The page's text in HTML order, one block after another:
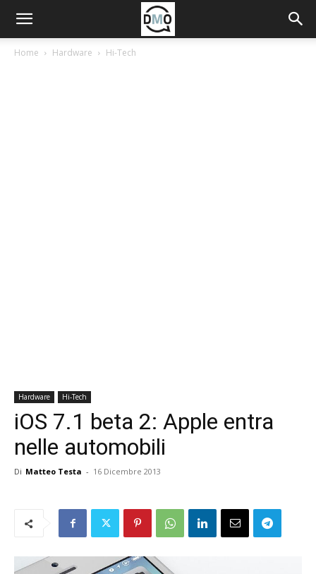
Home Hardware Hi-Tech
Hardware Hi-Tech
iOS 7.1 beta 2: Apple entra
nelle automobili
Di Matteo Testa - 16 Dicembre 2013